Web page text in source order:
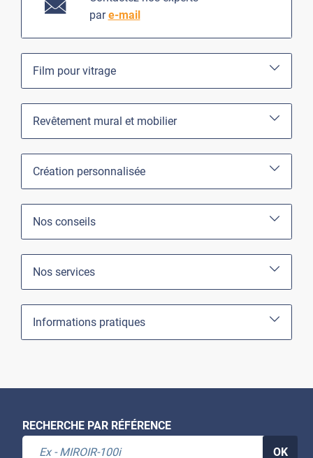
pare-mail
Film pour vitrage
Revêtement mural et mobilier
Création personnalisée
Nos conseils
Nos services
Informations pratiques
RECHERCHE PAR RÉFÉRENCE
OK